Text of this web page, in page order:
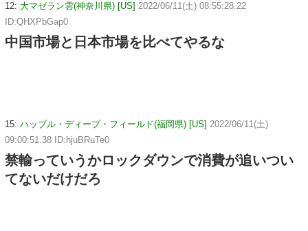
12: 大マゼラン雲(神奈川県) [US] 2022/06/11(土) 08:55:28.22
ID:QHXPbGap0
中国市場と日本市場を比べてやるな
15: ハッブル・ディープ・フィールド(福岡県) [US] 2022/06/11(土)
09:00:51.38 ID:hjuBRuTe0
禁輸っていうかロックダウンで消費が追いつい
てないだけだろ